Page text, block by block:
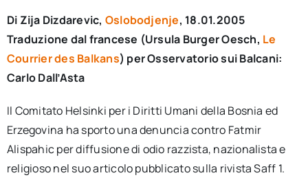
Di Zija Dizdarevic, Oslobodjenje, 18.01.2005
Traduzione dal francese (Ursula Burger Oesch, Le
Courrier des Balkans) per Osservatorio sui Balcani:
Carlo Dall’Asta
Il Comitato Helsinki per i Diritti Umani della Bosnia ed
Erzegovina ha sporto una denuncia contro Fatmir
Alispahic per diffusione di odio razzista, nazionalista e
religioso nel suo articolo pubblicato sulla rivista Saff 1.